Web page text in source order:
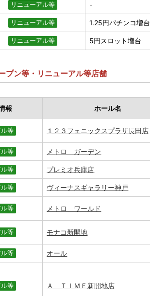
リニューアル等 -
リニューアル等 1.25円パチンコ増台
リニューアル等 5円スロット増台
プン等・リニューアル等店舗
報 ホール名
ル等 １２３フェニックスプラザ長田店
ル等 メトロ ガーデン
ル等 プレミオ兵庫店
ル等 ヴィーナスギャラリー神戸
ル等 メトロ ワールド
ル等 モナコ新開地
ル等 オール
ル等 Ａ ＴＩＭＥ新開地店